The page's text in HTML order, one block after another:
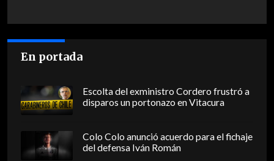
En portada
Escolta del exministro Cordero frustró a
disparos un portonazo en Vitacura
Colo Colo anunció acuerdo para el fichaje
del defensa Iván Román